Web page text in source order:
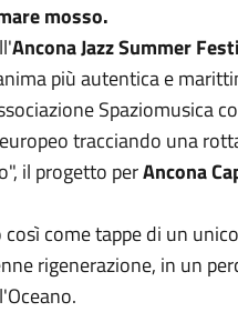
mosso.
Ancona Jazz Summer
più autentica e
Spaziomusica
tracciando una
il progetto perAncona
come tappe di un
rigenerazione, in un